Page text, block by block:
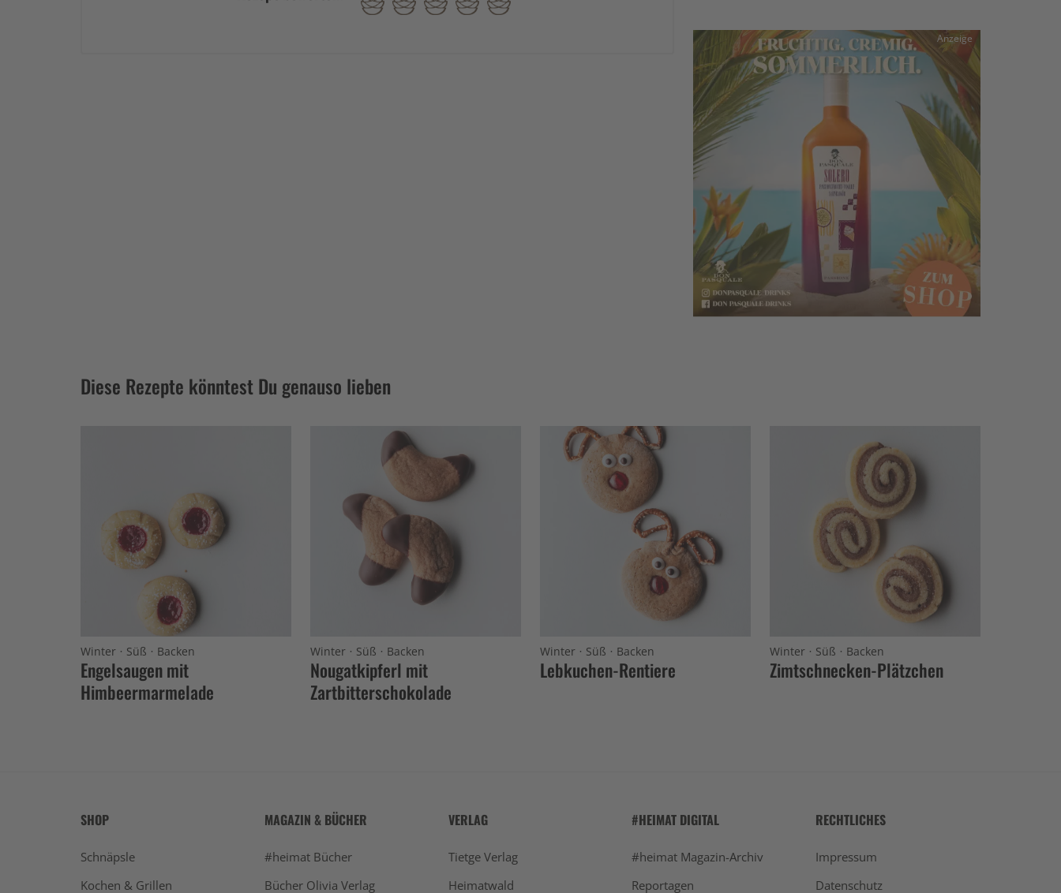
Anzeige
Diese Rezepte könntest Du genauso lieben
Winter · Süß · Backen
Engelsaugen mit
Himbeermarmelade
Winter · Süß · Backen
Nougatkipferl mit
Zartbitterschokolade
Winter · Süß · Backen
Lebkuchen-Rentiere
Winter · Süß · Backen
Zimtschnecken-Plätzchen
SHOP
Schnäpsle
Kochen & Grillen
MAGAZIN & BÜCHER
#heimat Bücher
Bücher Olivia Verlag
VERLAG
Tietge Verlag
Heimatwald
#HEIMAT DIGITAL
#heimat Magazin-Archiv
Reportagen
RECHTLICHES
Impressum
Datenschutz